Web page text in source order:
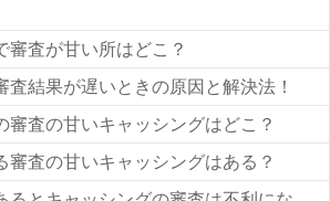
審査が甘い所はどこ？
査結果が遅いときの原因と解決法！
審査の甘いキャッシングはどこ？
審査の甘いキャッシングはある？